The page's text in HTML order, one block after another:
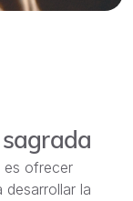
es ofrecer
la